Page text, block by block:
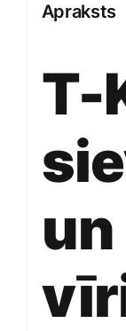
Apraksts
T-
un